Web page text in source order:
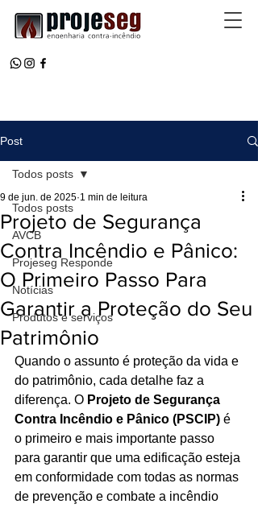
Ligações de 8h as 17h
WhatsApp de 8h as 12h
Siga nosso facebook
E também nosso instagram
Post
Todos posts
AVCB
Projeseg Responde
Notícias
Produtos e serviços
Todos posts
Projeto de Segurança
Contra Incêndio e Pânico:
O Primeiro Passo Para
Garantir a Proteção do Seu
Patrimônio
9 de jun. de 2025 1 min de leitura
Quando o assunto é proteção da vida e
do patrimônio, cada detalhe faz a
diferença. O Projeto de Segurança
Contra Incêndio e Pânico (PSCIP) é
o primeiro e mais importante passo
para garantir que uma edificação esteja
em conformidade com todas as normas
de prevenção e combate a incêndio